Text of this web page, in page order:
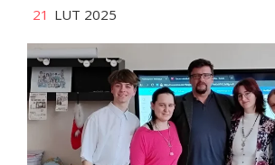
21 LUT 2025